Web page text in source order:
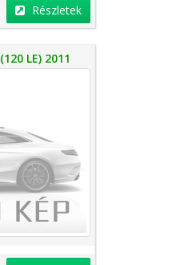
Részletek
(120 LE) 2011